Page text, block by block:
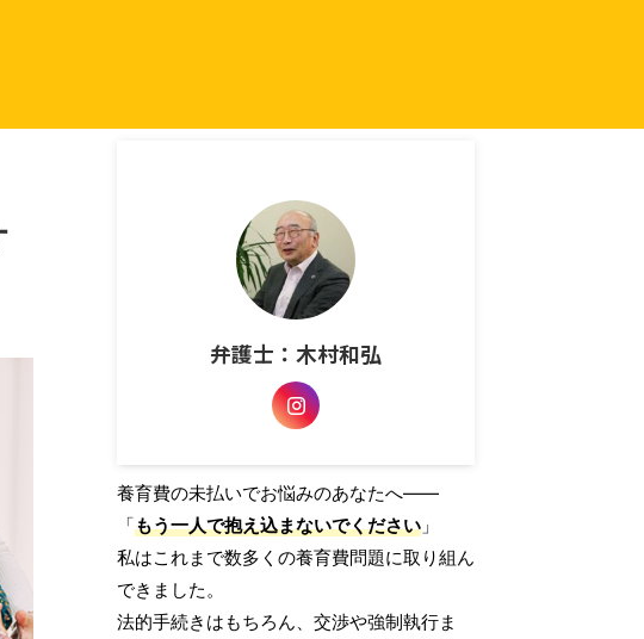
弁護士：木村和弘
養育費の未払いでお悩みのあなたへ――
「もう一人で抱え込まないでください 」
私はこれまで数多くの養育費問題に取り組ん
できました。
法的手続きはもちろん、交渉や強制執行ま